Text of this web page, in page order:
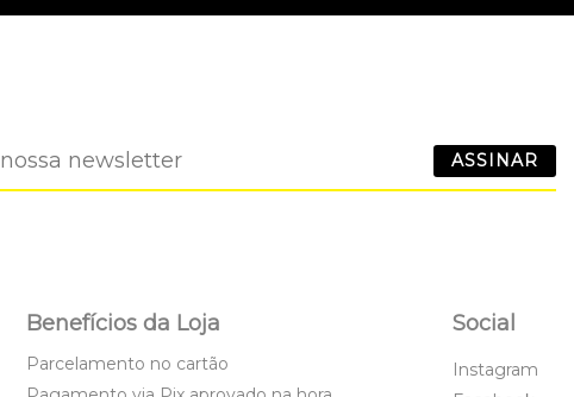
ASSINAR
Benefícios da Loja
Parcelamento no cartão
Social
Instagram